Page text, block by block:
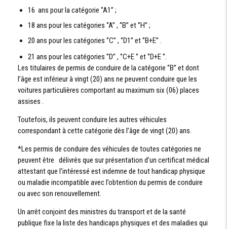
16 ans pour la catégorie ‘’A1’’ ;
18 ans pour les catégories ‘’A’’ , ‘’B’’ et ‘’H’’ ;
20 ans pour les catégories ‘’C’’ , ‘’D1’’ et ‘’B+E’’ .
21 ans pour les catégories ‘’D’’ , ‘’C+E ‘’ et ‘’D+E ‘’.
Les titulaires de permis de conduire de la catégorie ‘’B’’ et dont
l’âge est inférieur à vingt (20) ans ne peuvent conduire que les
voitures particulières comportant au maximum six (06) places
assises .
Toutefois, ils peuvent conduire les autres véhicules
correspondant à cette catégorie dès l’âge de vingt (20) ans.
*Les permis de conduire des véhicules de toutes catégories ne
peuvent être délivrés que sur présentation d’un certificat médical
attestant que l’intéressé est indemne de tout handicap physique
ou maladie incompatible avec l’obtention du permis de conduire
ou avec son renouvellement.
Un arrêt conjoint des ministres du transport et de la santé
publique fixe la liste des handicaps physiques et des maladies qui